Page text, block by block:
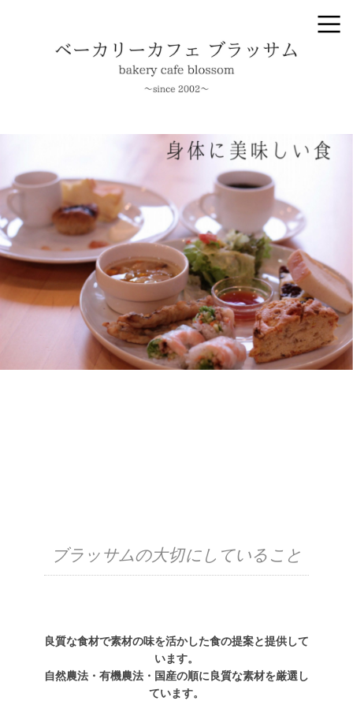
ブラッサムの大切にしていること
良質な食材で素材の味を活かした食の提案と提供して
います。
自然農法・有機農法・国産の順に良質な素材を厳選し
ています。